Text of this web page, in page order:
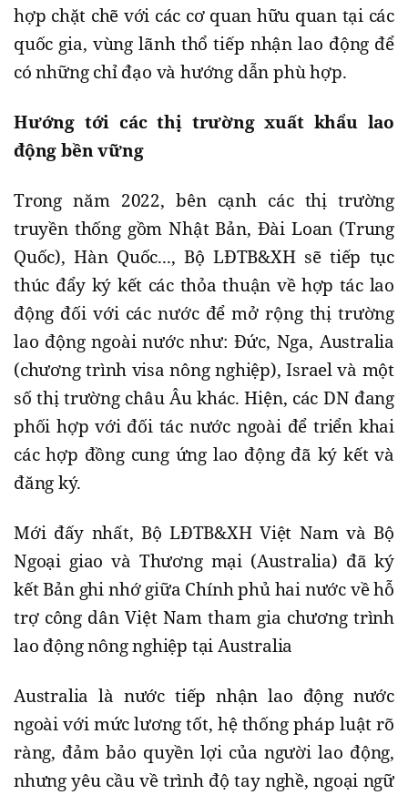
hợp chặt chẽ với các cơ quan hữu quan tại các
quốc gia, vùng lãnh thổ tiếp nhận lao động để
có những chỉ đạo và hướng dẫn phù hợp.
Hướng tới các thị trường xuất khẩu lao
động bền vững
Trong năm 2022, bên cạnh các thị trường
truyền thống gồm Nhật Bản, Đài Loan (Trung
Quốc), Hàn Quốc..., Bộ LĐTB&XH sẽ tiếp tục
thúc đẩy ký kết các thỏa thuận về hợp tác lao
động đối với các nước để mở rộng thị trường
lao động ngoài nước như: Đức, Nga, Australia
(chương trình visa nông nghiệp), Israel và một
số thị trường châu Âu khác. Hiện, các DN đang
phối hợp với đối tác nước ngoài để triển khai
các hợp đồng cung ứng lao động đã ký kết và
đăng ký.
Mới đấy nhất, Bộ LĐTB&XH Việt Nam và Bộ
Ngoại giao và Thương mại (Australia) đã ký
kết Bản ghi nhớ giữa Chính phủ hai nước về hỗ
trợ công dân Việt Nam tham gia chương trình
lao động nông nghiệp tại Australia
Australia là nước tiếp nhận lao động nước
ngoài với mức lương tốt, hệ thống pháp luật rõ
ràng, đảm bảo quyền lợi của người lao động,
nhưng yêu cầu về trình độ tay nghề, ngoại ngữ